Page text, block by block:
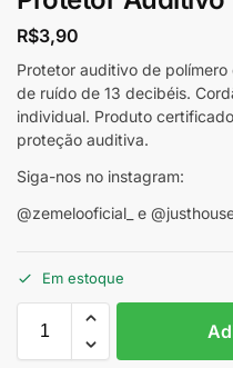
R$3,90
Protetor auditivo de
de ruído de 13 decibéis.
individual. Produto
proteção auditiva.
Siga-nos no instagram:
@zemelooficial_ e
Em estoque